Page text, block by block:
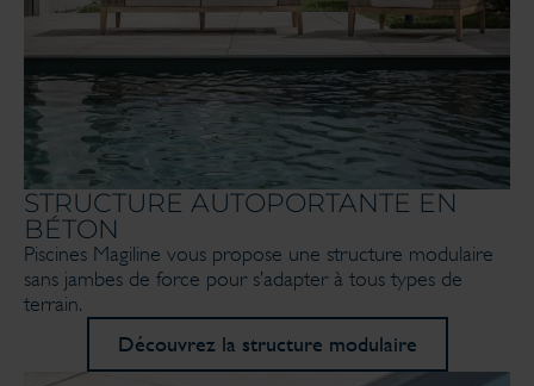
STRUCTURE AUTOPORTANTE EN
BÉTON
Piscines Magiline vous propose une structure modulaire
sans jambes de force pour s’adapter à tous types de
terrain.
Découvrez la structure modulaire